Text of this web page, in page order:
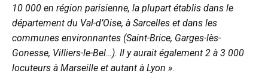
10 000 en région parisienne, la plupart établis dans le
département du Val-d’Oise, à Sarcelles et dans les
communes environnantes (Saint-Brice, Garges-lès-
Gonesse, Villiers-le-Bel…). Il y aurait également 2 à 3 000
locuteurs à Marseille et autant à Lyon ».